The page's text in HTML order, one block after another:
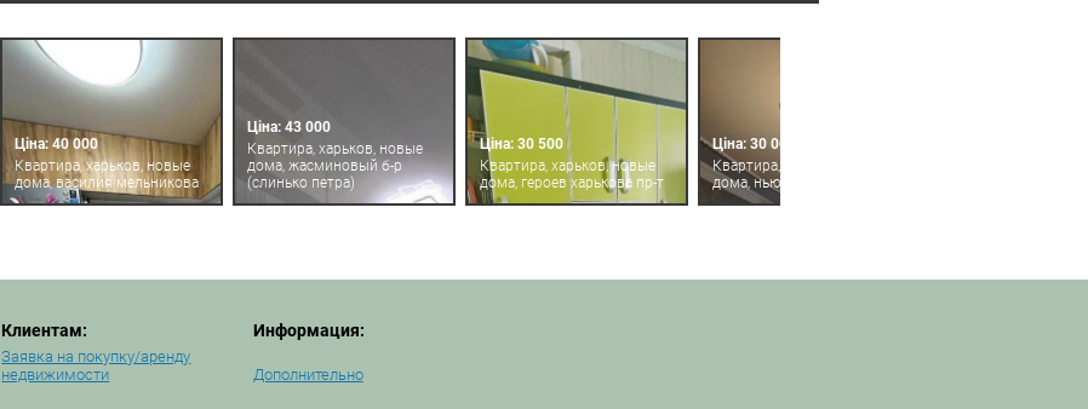
Ціна: 40 000
Квартира, харьков, новые
дома, василия мельникова
Ціна: 43 000
Квартира, харьков, новые
дома, жасминовый б-р
(слинько петра)
Ціна: 30 500
Квартира, харьков, новые
дома, героев харькова пр-т
Ціна: 30 000
Квартира, харьков, новые
дома, ньютона
Клиентам:
Заявка на покупку/аренду
недвижимости
Информация:
Дополнительно